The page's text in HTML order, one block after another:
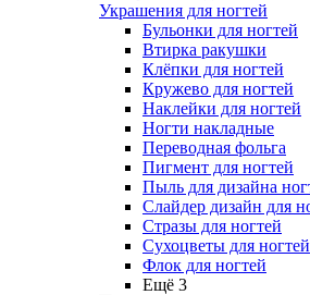
Украшения для ногтей
Бульонки для ногтей
Втирка ракушки
Клёпки для ногтей
Кружево для ногтей
Наклейки для ногтей
Ногти накладные
Переводная фольга
Пигмент для ногтей
Пыль для дизайна
Слайдер дизайн для
Стразы для ногтей
Сухоцветы для ногтей
Флок для ногтей
Ещё 3